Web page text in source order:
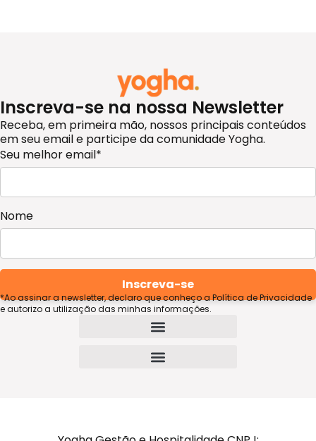
Inscreva-se na nossa Newsletter
Receba, em primeira mão, nossos principais conteúdos
em seu email e participe da comunidade Yogha.
Seu melhor email*
Nome
*Ao assinar a newsletter, declaro que conheço a Política de Privacidade
e autorizo a utilização das minhas informações.